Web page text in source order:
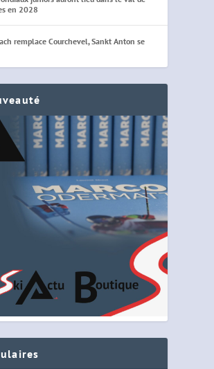
en 2028
remplace Courchevel, Sankt Anton se